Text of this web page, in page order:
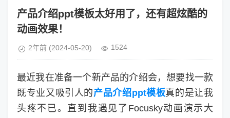
产品介绍ppt模板太好用了，还有超炫酷的
动画效果！
2年前 (2024-05-20) 1524
最近我在准备一个新产品的介绍会，想要找一款
既专业又吸引人的产品介绍ppt模板真的是让我
头疼不已。直到我遇见了Focusky动画演示大